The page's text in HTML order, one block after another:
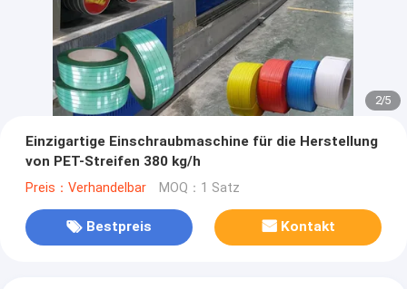
2/5
Einzigartige Einschraubmaschine für die Herstellung
von PET-Streifen 380 kg/h
Preis：Verhandelbar MOQ：1 Satz
Bestpreis Kontakt